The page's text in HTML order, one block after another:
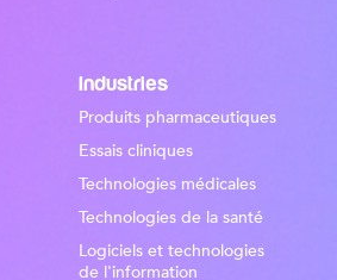
Industries
Produits pharmaceutiques
Essais cliniques
Technologies médicales
Technologies de la santé
Logiciels et technologies
de l'information